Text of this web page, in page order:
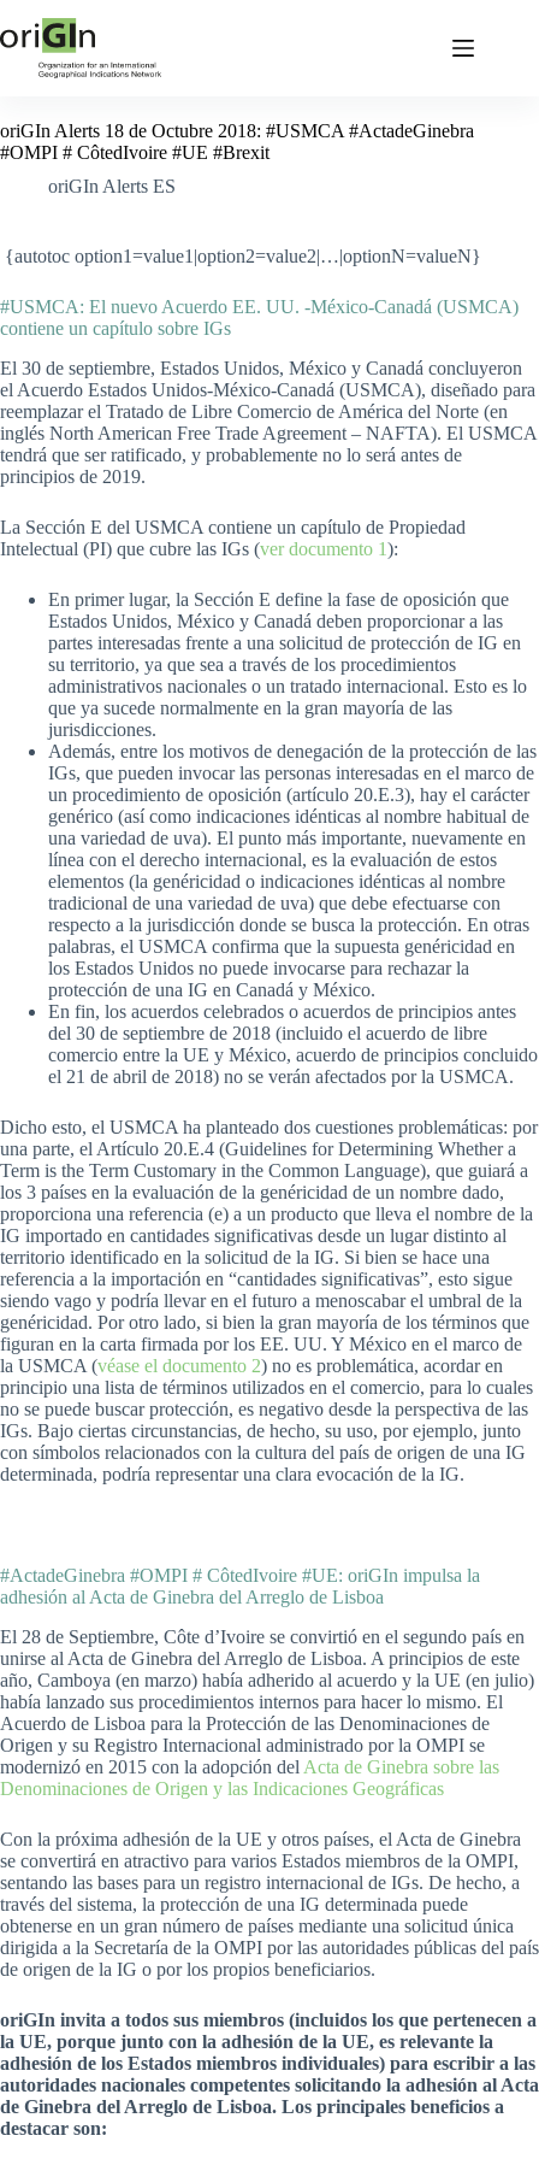
oriGIn Alerts 18 de Octubre 2018: #USMCA #ActadeGinebra
#OMPI # CôtedIvoire #UE #Brexit
oriGIn Alerts ES
{autotoc option1=value1|option2=value2|…|optionN=valueN}
#USMCA: El nuevo Acuerdo EE. UU. -México-Canadá (USMCA)
contiene un capítulo sobre IGs
El 30 de septiembre, Estados Unidos, México y Canadá concluyeron
el Acuerdo Estados Unidos-México-Canadá (USMCA), diseñado para
reemplazar el Tratado de Libre Comercio de América del Norte (en
inglés North American Free Trade Agreement – NAFTA). El USMCA
tendrá que ser ratificado, y probablemente no lo será antes de
principios de 2019.
La Sección E del USMCA contiene un capítulo de Propiedad
Intelectual (PI) que cubre las IGs (ver documento 1):
En primer lugar, la Sección E define la fase de oposición que
Estados Unidos, México y Canadá deben proporcionar a las
partes interesadas frente a una solicitud de protección de IG en
su territorio, ya que sea a través de los procedimientos
administrativos nacionales o un tratado internacional. Esto es lo
que ya sucede normalmente en la gran mayoría de las
jurisdicciones.
Además, entre los motivos de denegación de la protección de las
IGs, que pueden invocar las personas interesadas en el marco de
un procedimiento de oposición (artículo 20.E.3), hay el carácter
genérico (así como indicaciones idénticas al nombre habitual de
una variedad de uva). El punto más importante, nuevamente en
línea con el derecho internacional, es la evaluación de estos
elementos (la genéricidad o indicaciones idénticas al nombre
tradicional de una variedad de uva) que debe efectuarse con
respecto a la jurisdicción donde se busca la protección. En otras
palabras, el USMCA confirma que la supuesta genéricidad en
los Estados Unidos no puede invocarse para rechazar la
protección de una IG en Canadá y México.
En fin, los acuerdos celebrados o acuerdos de principios antes
del 30 de septiembre de 2018 (incluido el acuerdo de libre
comercio entre la UE y México, acuerdo de principios concluido
el 21 de abril de 2018) no se verán afectados por la USMCA.
Dicho esto, el USMCA ha planteado dos cuestiones problemáticas: por
una parte, el Artículo 20.E.4 (Guidelines for Determining Whether a
Term is the Term Customary in the Common Language), que guiará a
los 3 países en la evaluación de la genéricidad de un nombre dado,
proporciona una referencia (e) a un producto que lleva el nombre de la
IG importado en cantidades significativas desde un lugar distinto al
territorio identificado en la solicitud de la IG. Si bien se hace una
referencia a la importación en “cantidades significativas”, esto sigue
siendo vago y podría llevar en el futuro a menoscabar el umbral de la
genéricidad. Por otro lado, si bien la gran mayoría de los términos que
figuran en la carta firmada por los EE. UU. Y México en el marco de
la USMCA (véase el documento 2) no es problemática, acordar en
principio una lista de términos utilizados en el comercio, para lo cuales
no se puede buscar protección, es negativo desde la perspectiva de las
IGs. Bajo ciertas circunstancias, de hecho, su uso, por ejemplo, junto
con símbolos relacionados con la cultura del país de origen de una IG
determinada, podría representar una clara evocación de la IG.
#ActadeGinebra #OMPI # CôtedIvoire #UE: oriGIn impulsa la
adhesión al Acta de Ginebra del Arreglo de Lisboa
El 28 de Septiembre, Côte d’Ivoire se convirtió en el segundo país en
unirse al Acta de Ginebra del Arreglo de Lisboa. A principios de este
año, Camboya (en marzo) había adherido al acuerdo y la UE (en julio)
había lanzado sus procedimientos internos para hacer lo mismo. El
Acuerdo de Lisboa para la Protección de las Denominaciones de
Origen y su Registro Internacional administrado por la OMPI se
modernizó en 2015 con la adopción del Acta de Ginebra sobre las
Denominaciones de Origen y las Indicaciones Geográficas
Con la próxima adhesión de la UE y otros países, el Acta de Ginebra
se convertirá en atractivo para varios Estados miembros de la OMPI,
sentando las bases para un registro internacional de IGs. De hecho, a
través del sistema, la protección de una IG determinada puede
obtenerse en un gran número de países mediante una solicitud única
dirigida a la Secretaría de la OMPI por las autoridades públicas del país
de origen de la IG o por los propios beneficiarios.
oriGIn invita a todos sus miembros (incluidos los que pertenecen a
la UE, porque junto con la adhesión de la UE, es relevante la
adhesión de los Estados miembros individuales) para escribir a las
autoridades nacionales competentes solicitando la adhesión al Acta
de Ginebra del Arreglo de Lisboa. Los principales beneficios a
destacar son: